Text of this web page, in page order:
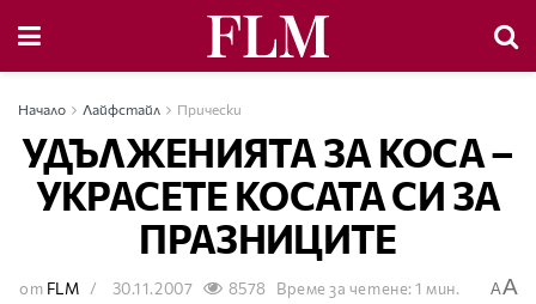
Начало Лайфстайл Прически
УДЪЛЖЕНИЯТА ЗА КОСА –
УКРАСЕТЕ КОСАТА СИ ЗА
ПРАЗНИЦИТЕ
от FLM 30.11.2007 8578 Време за четене: 1 мин. AA